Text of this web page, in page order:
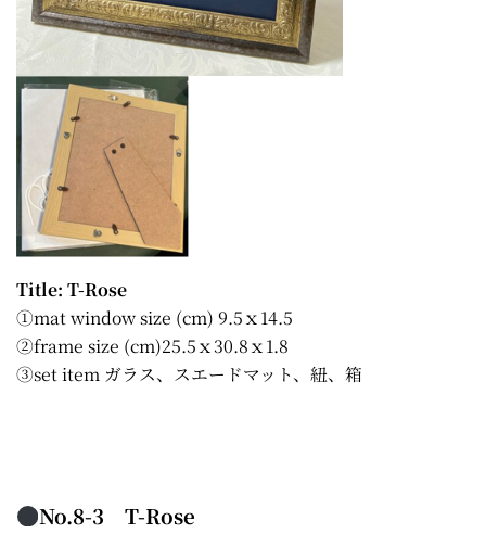
Title: T-Rose
①mat window size (cm) 9.5ｘ14.5
②frame size (cm)25.5ｘ30.8ｘ1.8
③set item ガラス、スエードマット、紐、箱
No.8-3 T-Rose